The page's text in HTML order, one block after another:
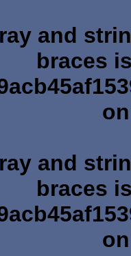
and
braces
and
braces